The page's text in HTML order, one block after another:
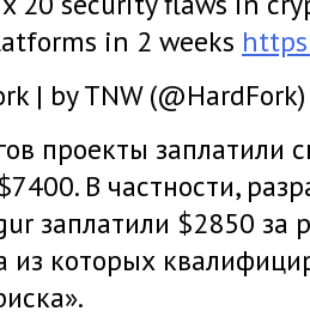
in 2 weeks
| by TNW
проекты заплатили
В частности,
заплатили $2850 за
из которых